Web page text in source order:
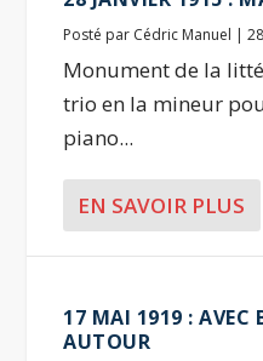
Posté par Cédric Manuel |
Monument de la
trio en la mineur
piano...
EN SAVOIR PLUS
17 MAI 1919 : AVEC
AUTOUR